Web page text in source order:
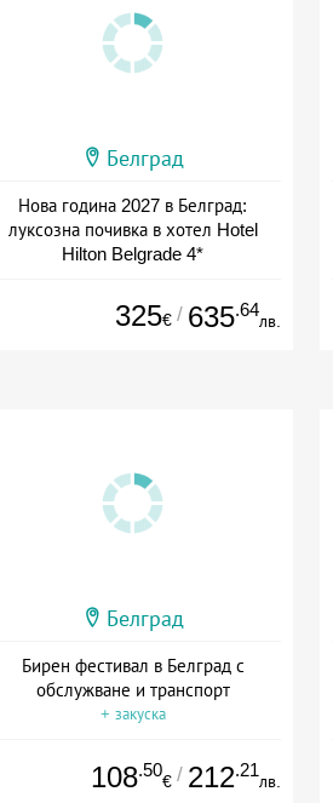
Белград
Нова година 2027 в Белград:
луксозна почивка в хотел Hotel
Hilton Belgrade 4*
325€ / 635.64
лв.
Белград
Бирен фестивал в Белград с
обслужване и транспорт
+ закуска
108.50
€ / 212.21
лв.